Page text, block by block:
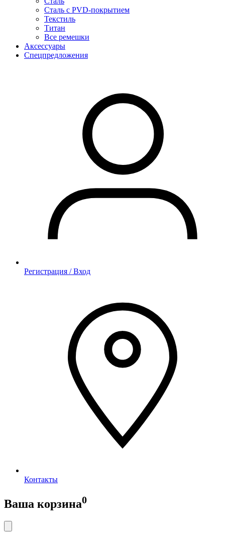
Сталь с PVD-покрытием
Текстиль
Титан
Все ремешки
Аксессуары
Спецпредложения
Регистрация / Вход
Контакты
Ваша корзина0